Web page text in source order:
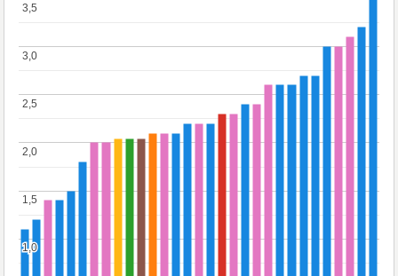
1,0
1,0
1,5
1,5
2,0
2,0
2,5
2,5
3,0
3,0
3,5
3,5